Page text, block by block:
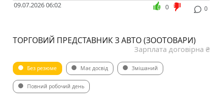
09.07.2026 06:02 0
0
ТОРГОВИЙ ПРЕДСТАВНИК З АВТО (ЗООТОВАРИ)
Зарплата договірна ₴
Без резюме Має досвід Змішаний
Повний робочий день